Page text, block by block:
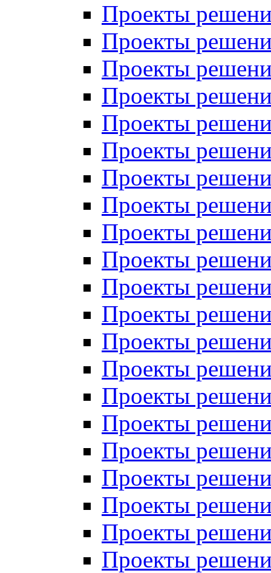
Проекты
Проекты
Проекты
Проекты
Проекты
Проекты
Проекты
Проекты
Проекты
Проекты
Проекты
Проекты
Проекты
Проекты
Проекты
Проекты
Проекты
Проекты
Проекты
Проекты
Проекты